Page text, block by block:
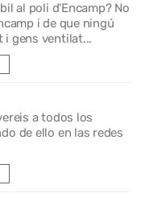
al poli d'Encamp? No
i de que ningú
i gens ventilat...
a todos los
de ello en las redes